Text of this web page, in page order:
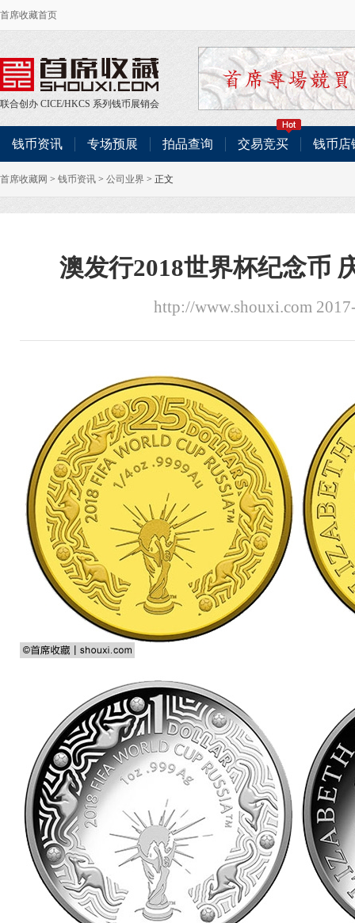
首席收藏首页
联合创办 CICE/HKCS 系列钱币展销会
钱币资讯 专场预展 拍品查询 交易竞买 钱币店
首席收藏网 > 钱币资讯 > 公司业界 > 正文
澳发行2018世界杯纪念币
http://www.shouxi.com